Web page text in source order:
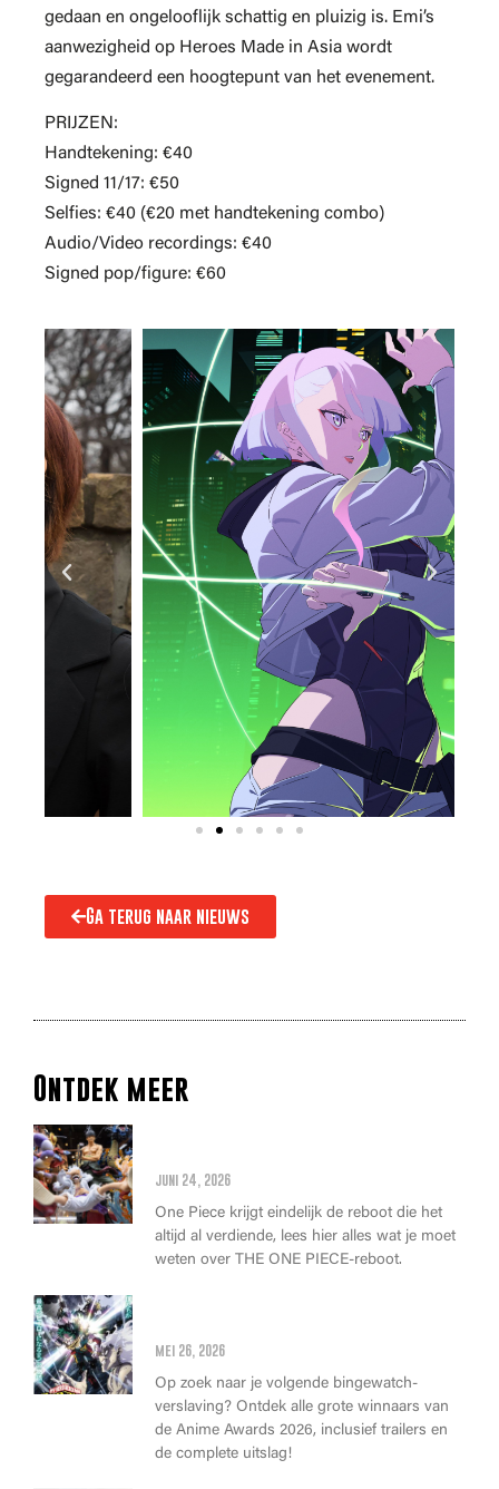
gedaan en ongelooflijk schattig en pluizig is. Emi’s
aanwezigheid op Heroes Made in Asia wordt
gegarandeerd een hoogtepunt van het evenement.
PRIJZEN:
Handtekening: €40
Signed 11/17: €50
Selfies: €40 (€20 met handtekening combo)
Audio/Video recordings: €40
Signed pop/figure: €60
Ga terug naar nieuws
Ontdek meer
juni 24, 2026
One Piece krijgt eindelijk de reboot die het
altijd al verdiende, lees hier alles wat je moet
weten over THE ONE PIECE-reboot.
mei 26, 2026
Op zoek naar je volgende bingewatch-
verslaving? Ontdek alle grote winnaars van
de Anime Awards 2026, inclusief trailers en
de complete uitslag!